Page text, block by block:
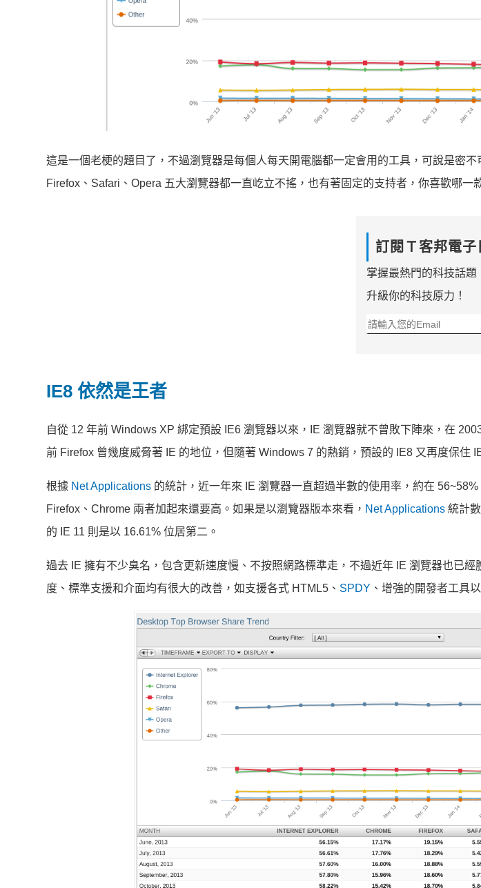
這是一個老梗的題目了，不過瀏覽器是每個人每天開電腦都一定會用的工具，可說是密不
Firefox、Safari、Opera 五大瀏覽器都一直屹立不搖，也有著固定的支持者，你喜歡哪一
訂閱Ｔ客邦電子
掌握最熱門的科技話題
升級你的科技原力！
IE8 依然是王者
自從 12 年前 Windows XP 綁定預設 IE6 瀏覽器以來，IE 瀏覽器就不曾敗下陣來，在
前 Firefox 曾幾度威脅著 IE 的地位，但隨著 Windows 7 的熱銷，預設的 IE8 又再度保住
根據 Net Applications 的統計，近一年來 IE 瀏覽器一直超過半數的使用率，約在
Firefox、Chrome 兩者加起來還要高。如果是以瀏覽器版本來看， Net Applications 統計
的 IE 11 則是以 16.61% 位居第二。
過去 IE 擁有不少臭名，包含更新速度慢、不按照網路標準走，不過近年 IE 瀏覽器也已經
度、標準支援和介面均有很大的改善，如支援各式 HTML5、 SPDY 、增強的開發者工具